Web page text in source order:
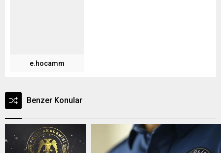
e.hocamm
Benzer Konular